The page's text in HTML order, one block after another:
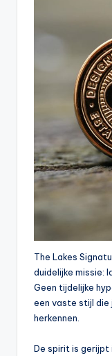
The Lakes
duidelijke missie:
Geen tijdelijke
een vaste stijl die
herkennen.
De spirit is gerijpt